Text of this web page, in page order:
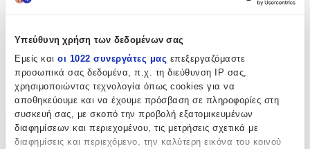
Υπεύθυνη χρήση των δεδομένων σας
Εμείς και οι 1022 συνεργάτες μας επεξεργαζόμαστε
προσωπικά σας δεδομένα, π.χ. τη διεύθυνση IP σας,
χρησιμοποιώντας τεχνολογία όπως cookies για να
αποθηκεύουμε και να έχουμε πρόσβαση σε πληροφορίες στη
συσκευή σας, με σκοπό την προβολή εξατομικευμένων
διαφημίσεων και περιεχομένου, τις μετρήσεις σχετικά με
διαφημίσεις και περιεχόμενο, την καλύτερη εικόνα του κοινού
αναβαθμίζει κάθε ραπτική ή δημιουργική προσπάθεια.
Χαρακτηριστικά
Είδος
Κουμπιά
Χαρακτηριστικά